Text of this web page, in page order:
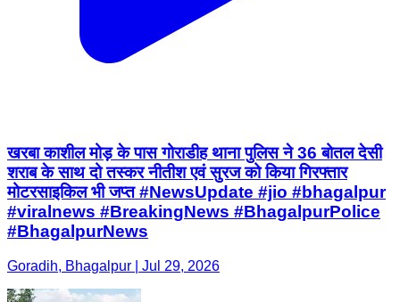
खरबा काशील मोड़ के पास गोराडीह थाना पुलिस ने 36 बोतल देसी
शराब के साथ दो तस्कर नीतीश एवं सुरज को किया गिरफ्तार
मोटरसाइकिल भी जप्त #NewsUpdate #jio #bhagalpur
#viralnews #BreakingNews #BhagalpurPolice
#BhagalpurNews
Goradih, Bhagalpur | Jul 29, 2026